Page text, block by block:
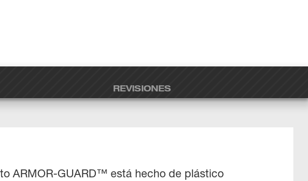
REVISIONES
ARMOR-GUARD™ está hecho de plástico